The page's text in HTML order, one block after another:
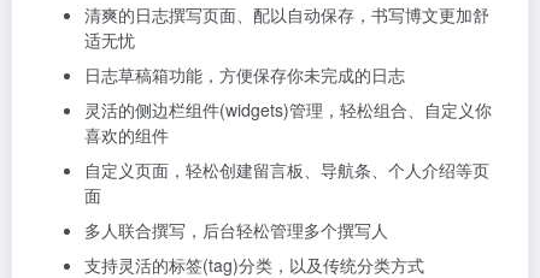
清爽的日志撰写页面、配以自动保存，书写博文更加舒
适无忧
日志草稿箱功能，方便保存你未完成的日志
灵活的侧边栏组件(widgets)管理，轻松组合、自定义你
喜欢的组件
自定义页面，轻松创建留言板、导航条、个人介绍等页
面
多人联合撰写，后台轻松管理多个撰写人
支持灵活的标签(tag)分类，以及传统分类方式